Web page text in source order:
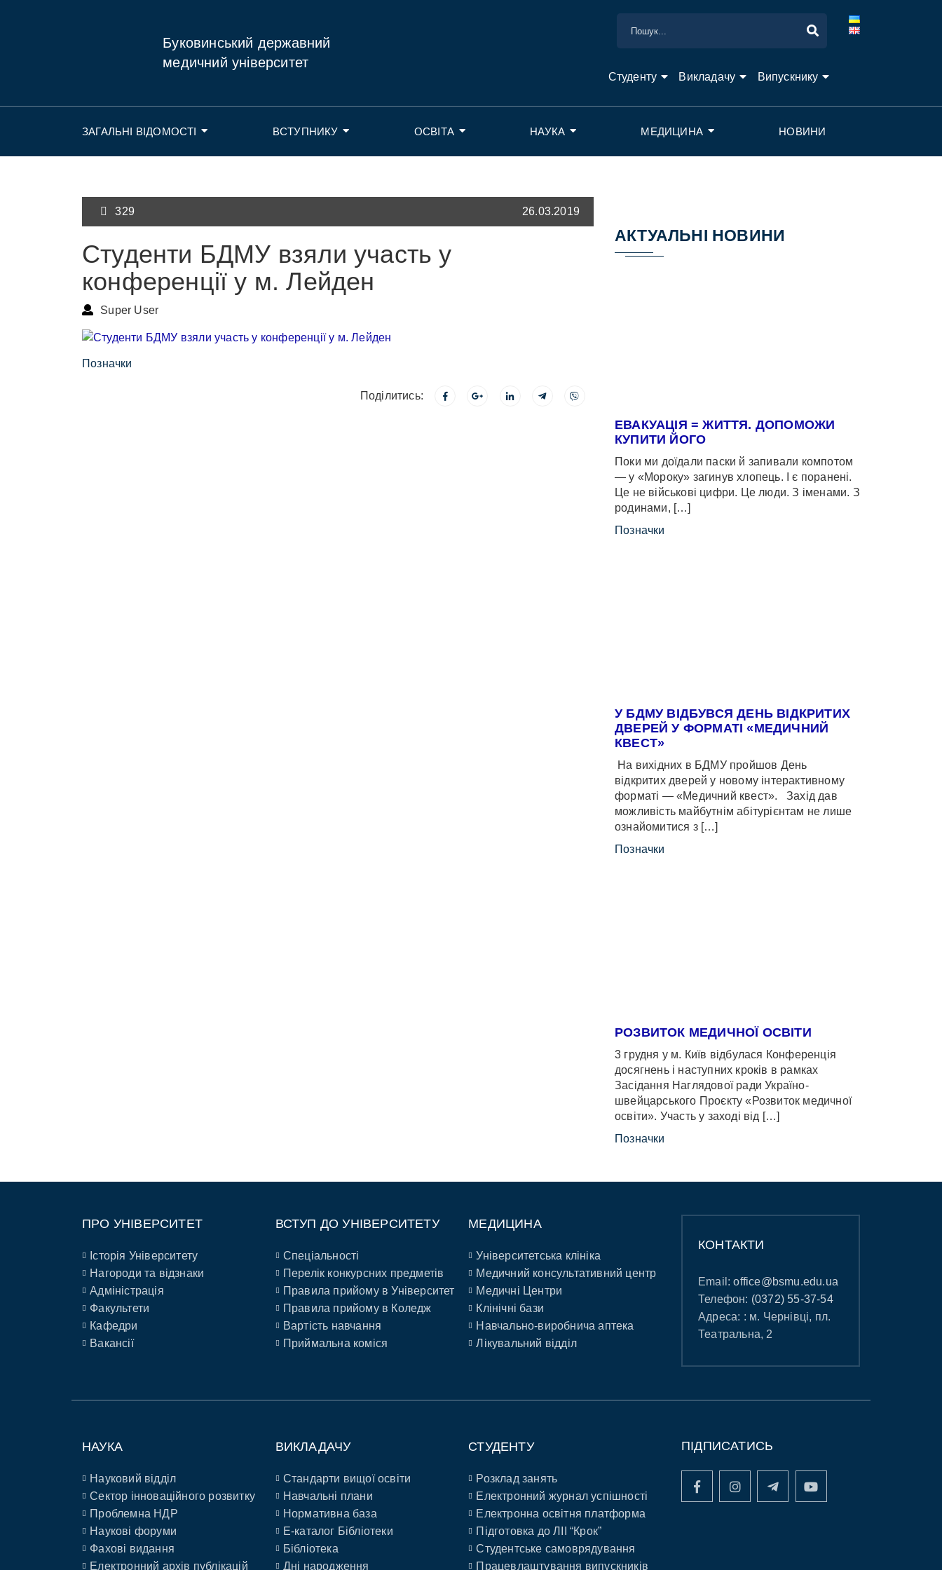
Буковинський державний
медичний університет
Студенту Викладачу Випускнику
ЗАГАЛЬНІ ВІДОМОСТІ ВСТУПНИКУ ОСВІТА НАУКА МЕДИЦИНА НОВИНИ
329 26.03.2019
Студенти БДМУ взяли участь у
конференції у м. Лейден
Super User
Позначки
Поділитись:
АКТУАЛЬНІ НОВИНИ
ЕВАКУАЦІЯ = ЖИТТЯ. ДОПОМОЖИ
КУПИТИ ЙОГО
Поки ми доїдали паски й запивали компотом
— у «Мороку» загинув хлопець. І є поранені.
Це не військові цифри. Це люди. З іменами. З
родинами, […]
Позначки
У БДМУ ВІДБУВСЯ ДЕНЬ ВІДКРИТИХ
ДВЕРЕЙ У ФОРМАТІ «МЕДИЧНИЙ
КВЕСТ»
На вихідних в БДМУ пройшов День
відкритих дверей у новому інтерактивному
форматі — «Медичний квест». Захід дав
можливість майбутнім абітурієнтам не лише
ознайомитися з […]
Позначки
РОЗВИТОК МЕДИЧНОЇ ОСВІТИ
3 грудня у м. Київ відбулася Конференція
досягнень і наступних кроків в рамках
Засідання Наглядової ради Україно-
швейцарського Проєкту «Розвиток медичної
освіти». Участь у заході від […]
Позначки
ПРО УНІВЕРСИТЕТ
Історія Університету
Нагороди та відзнаки
Адміністрація
Факультети
Кафедри
Вакансії
ВСТУП ДО УНІВЕРСИТЕТУ
Спеціальності
Перелік конкурсних предметів
Правила прийому в Університет
Правила прийому в Коледж
Вартість навчання
Приймальна коміся
МЕДИЦИНА
Університетська клініка
Медичний консультативний центр
Медичні Центри
Клінічні бази
Навчально-виробнича аптека
Лікувальний відділ
КОНТАКТИ
Email:office@bsmu.edu.ua
Телефон: (0372) 55-37-54
Адреса: : м. Чернівці, пл.
Театральна, 2
НАУКА
Науковий відділ
Сектор інноваційного розвитку
Проблемна НДР
Наукові форуми
Фахові видання
Електронний архів публікацій
ВИКЛАДАЧУ
Стандарти вищої освіти
Навчальні плани
Нормативна база
E-каталог Бібліотеки
Бібліотека
Дні народження
СТУДЕНТУ
Розклад занять
Електронний журнал успішності
Електронна освітня платформа
Підготовка до ЛІІ “Крок”
Студентське самоврядування
Працевлаштування випускників
ПІДПИСАТИСЬ